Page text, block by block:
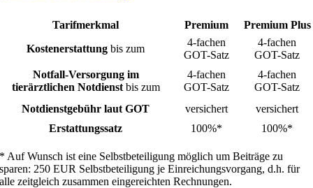
Tarifmerkmal Premium
Premium Plus
Kostenerstattung bis zum
4-fachen
GOT-Satz
4-fachen
GOT-Satz
Notfall-Versorgung im
tierärztlichen Notdienstbis zum
4-fachen
GOT-Satz
4-fachen
GOT-Satz
Notdienstgebühr laut GOT
versichert
versichert
Erstattungssatz
100%* 100%*
* Auf Wunsch ist eine Selbstbeteiligung möglich um Beiträge zu
sparen: 250 EUR Selbstbeteiligung je Einreichungsvorgang, d.h. für
alle zeitgleich zusammen eingereichten Rechnungen.